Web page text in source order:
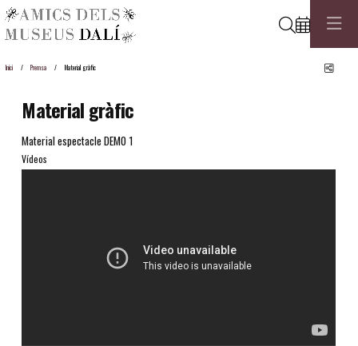
Cerca
Inici Premsa Material gràfic
Material gràfic
Material espectacle DEMO 1
Vídeos